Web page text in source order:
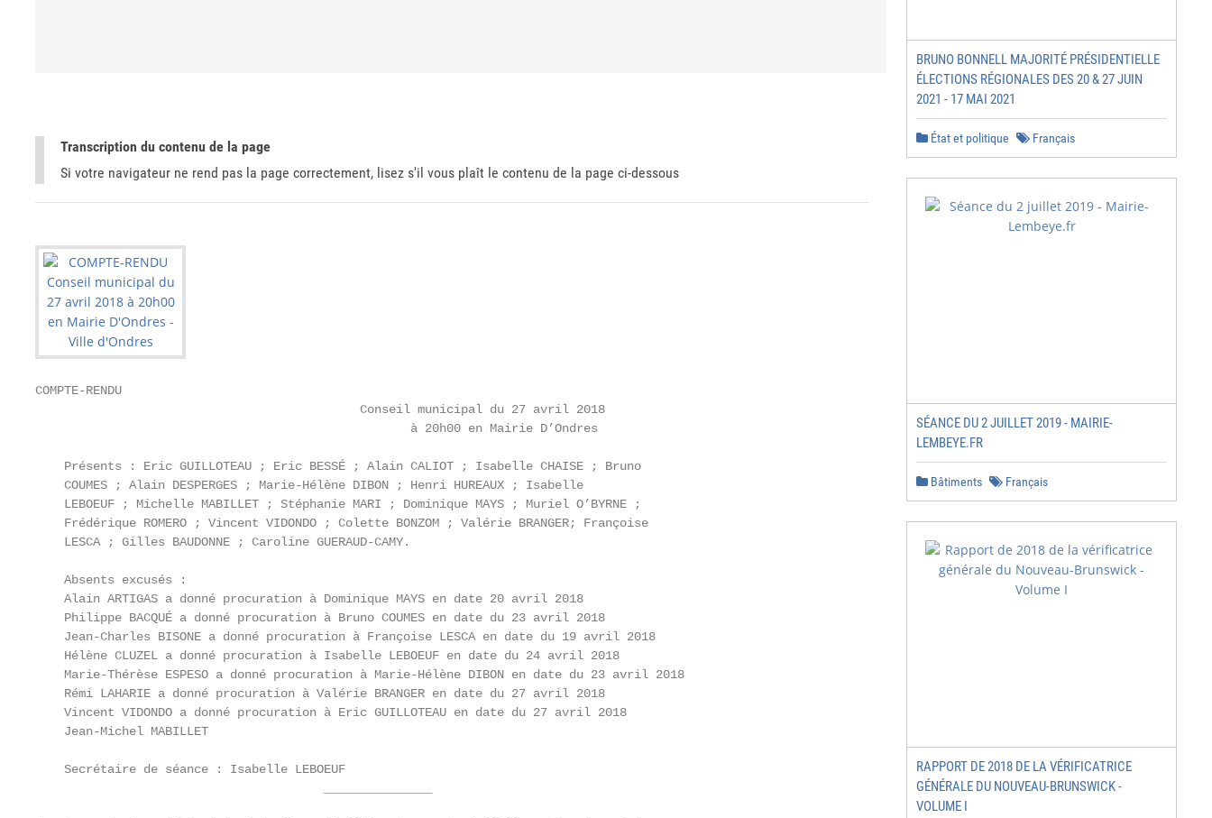
Transcription du contenu de la page
Si votre navigateur ne rend pas la page correctement, lisez s'il vous plaît le contenu de la page ci-dessous
COMPTE-RENDU
                                             Conseil municipal du 27 avril 2018
                                                    à 20h00 en Mairie D’Ondres
    Présents : Eric GUILLOTEAU ; Eric BESSÉ ; Alain CALIOT ; Isabelle CHAISE ; Bruno
    COUMES ; Alain DESPERGES ; Marie-Hélène DIBON ; Henri HUREAUX ; Isabelle
    LEBOEUF ; Michelle MABILLET ; Stéphanie MARI ; Dominique MAYS ; Muriel O’BYRNE ;
    Frédérique ROMERO ; Vincent VIDONDO ; Colette BONZOM ; Valérie BRANGER; Françoise
    LESCA ; Gilles BAUDONNE ; Caroline GUERAUD-CAMY.
    Absents excusés :
    Alain ARTIGAS a donné procuration à Dominique MAYS en date 20 avril 2018
    Philippe BACQUÉ a donné procuration à Bruno COUMES en date du 23 avril 2018
    Jean-Charles BISONE a donné procuration à Françoise LESCA en date du 19 avril 2018
    Hélène CLUZEL a donné procuration à Isabelle LEBOEUF en date du 24 avril 2018
    Marie-Thérèse ESPESO a donné procuration à Marie-Hélène DIBON en date du 23 avril 2018
    Rémi LAHARIE a donné procuration à Valérie BRANGER en date du 27 avril 2018
    Vincent VIDONDO a donné procuration à Eric GUILLOTEAU en date du 27 avril 2018
    Jean-Michel MABILLET
    Secrétaire de séance : Isabelle LEBOEUF
BRUNO BONNELL MAJORITÉ PRÉSIDENTIELLE
ÉLECTIONS RÉGIONALES DES 20 & 27 JUIN
2021 - 17 MAI 2021
État et politique Français
SÉANCE DU 2 JUILLET 2019 - MAIRIE-
LEMBEYE.FR
Bâtiments Français
RAPPORT DE 2018 DE LA VÉRIFICATRICE
GÉNÉRALE DU NOUVEAU-BRUNSWICK -
VOLUME I